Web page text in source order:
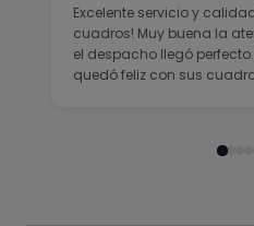
Excelente servicio y
cuadros! Muy buena la
el despacho llegó
quedó feliz con sus